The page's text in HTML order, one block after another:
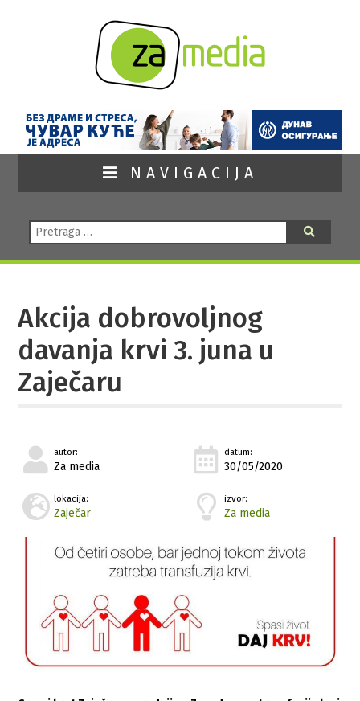
NAVIGACIJA
Pretraga:
Akcija dobrovoljnog
davanja krvi 3. juna u
Zaječaru
autor:
Za media
datum:
30/05/2020
lokacija:
Zaječar
izvor:
Za media